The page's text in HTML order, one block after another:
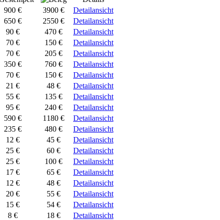
900 € 3900 €
Detailansicht
650 € 2550 €
Detailansicht
90 € 470 €
Detailansicht
70 € 150 €
Detailansicht
70 € 205 €
Detailansicht
350 € 760 €
Detailansicht
70 € 150 €
Detailansicht
21 € 48 €
Detailansicht
55 € 135 €
Detailansicht
95 € 240 €
Detailansicht
590 € 1180 €
Detailansicht
235 € 480 €
Detailansicht
12 € 45 €
Detailansicht
25 € 60 €
Detailansicht
25 € 100 €
Detailansicht
17 € 65 €
Detailansicht
12 € 48 €
Detailansicht
20 € 55 €
Detailansicht
15 € 54 €
Detailansicht
8 € 18 € Detailansicht